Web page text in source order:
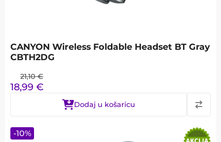
CANYON Wireless Foldable Headset BT Gray
CBTH2DG
21,10 €
18,99 €
Dodaj u košaricu
-10%